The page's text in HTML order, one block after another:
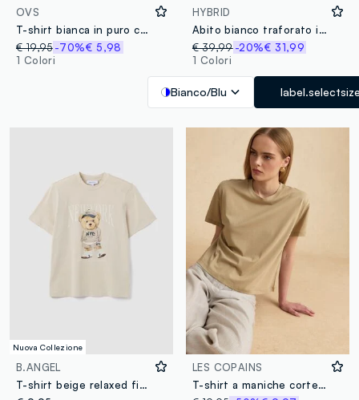
OVS
T-shirt bianca in puro cotone con stampa floreale
€ 19,95-70%€ 5,98
1 Colori
HYBRID
Abito bianco traforato in puro cotone con ricami blu regular fit
€ 39,99 -20%€ 31,99
1 Colori
Bianco/Blu
Nuova Collezione
B.ANGEL
T-shirt beige relaxed fit in puro cotone con stampa teddy
LES COPAINS
T-shirt a maniche corte beige in misto lyocell e cotone regular fit